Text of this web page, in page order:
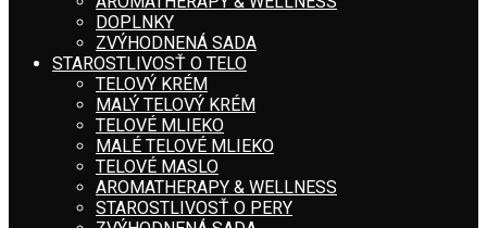
DOPLNKY
ZVÝHODNENÁ SADA
STAROSTLIVOSŤ O TELO
TELOVÝ KRÉM
MALÝ TELOVÝ KRÉM
TELOVÉ MLIEKO
MALÉ TELOVÉ MLIEKO
TELOVÉ MASLO
AROMATHERAPY & WELLNESS
STAROSTLIVOSŤ O PERY